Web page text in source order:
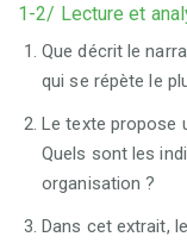
1-2/ Lecture et
Que décrit le
qui se répète le
Le texte propose
Quels sont les
organisation ?
Dans cet extrait,